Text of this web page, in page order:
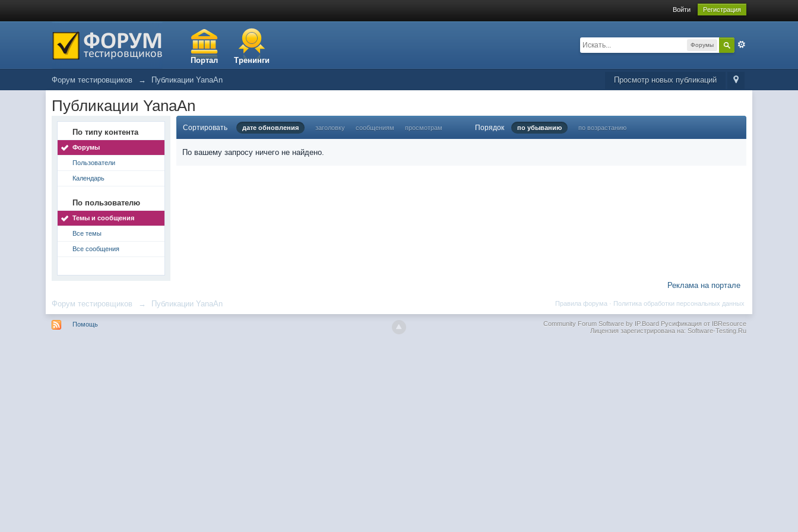
Войти Регистрация
Портал Тренинги
Форумы
Просмотр новых публикаций
Форум тестировщиков → Публикации YanaAn
Публикации YanaAn
По типу контента
Форумы
Пользователи
Календарь
По пользователю
Темы и сообщения
Все темы
Все сообщения
Сортировать дате обновления заголовку сообщениям просмотрам Порядок по убыванию по возрастанию
По вашему запросу ничего не найдено.
Реклама на портале
Форум тестировщиков → Публикации YanaAn Политика обработки персональных данных
Правила форума ·
Помощь Community Forum Software by IP.BoardРусификация от IBResource
Лицензия зарегистрирована на: Software-Testing.Ru